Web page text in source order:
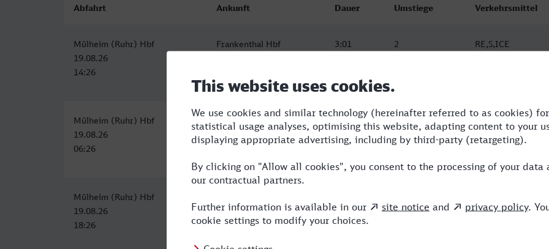
Abfahrt Ankunft Dauer Umstiege Verkehrsmittel
Mülheim (Ruhr) Hbf
19.08.26
14:26
Frankenthal Hbf
3:01 2 RE,S,ICE
Mülheim (Ruhr) Hbf
19.08.26
06:26
Frankenthal Hbf
19.08.26
10:09
2
Mülheim (Ruhr) Hbf
19.08.26
18:26
19.08.26
23:24